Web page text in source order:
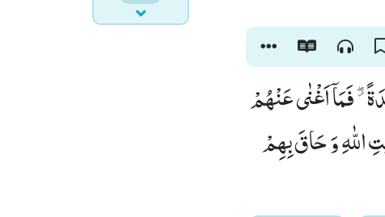
ﳲ فَمَاۤ اَغْنٰى عَنْهُمْ
اللّٰهِ وَ حَاقَ بِهِمْ